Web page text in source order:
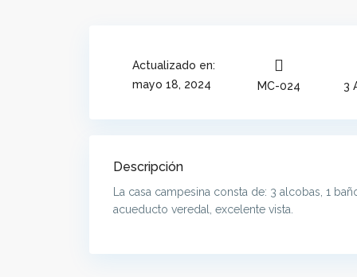
Actualizado en:
mayo 18, 2024
MC-024 3
Descripción
La casa campesina consta de: 3 alcobas, 1
acueducto veredal, excelente vista.